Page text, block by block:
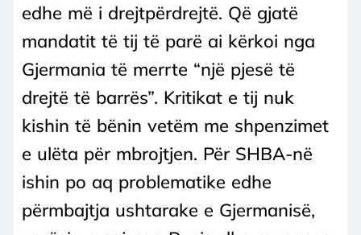
edhe më i drejtpërdrejtë. Që gjatë
mandatit të tij të parë ai kërkoi nga
Gjermania të merrte “një pjesë të
drejtë të barrës”. Kritikat e tij nuk
kishin të bënin vetëm me shpenzimet
e ulëta për mbrojtjen. Për SHBA-në
ishin po aq problematike edhe
përmbajtja ushtarake e Gjermanisë,